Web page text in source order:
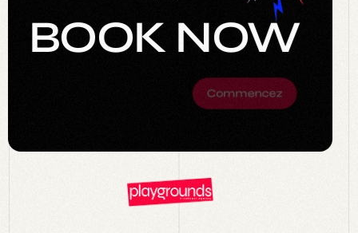
BOOK NOW
Commencez